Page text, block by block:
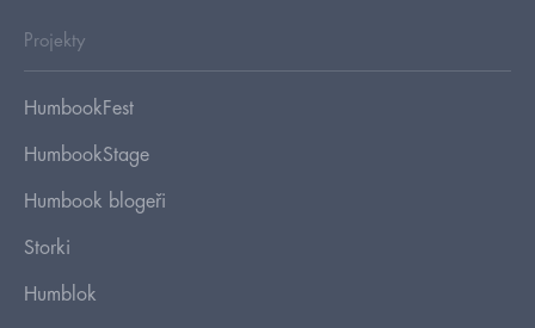
Projekty
HumbookFest
HumbookStage
Humbook blogeři
Storki
Humblok